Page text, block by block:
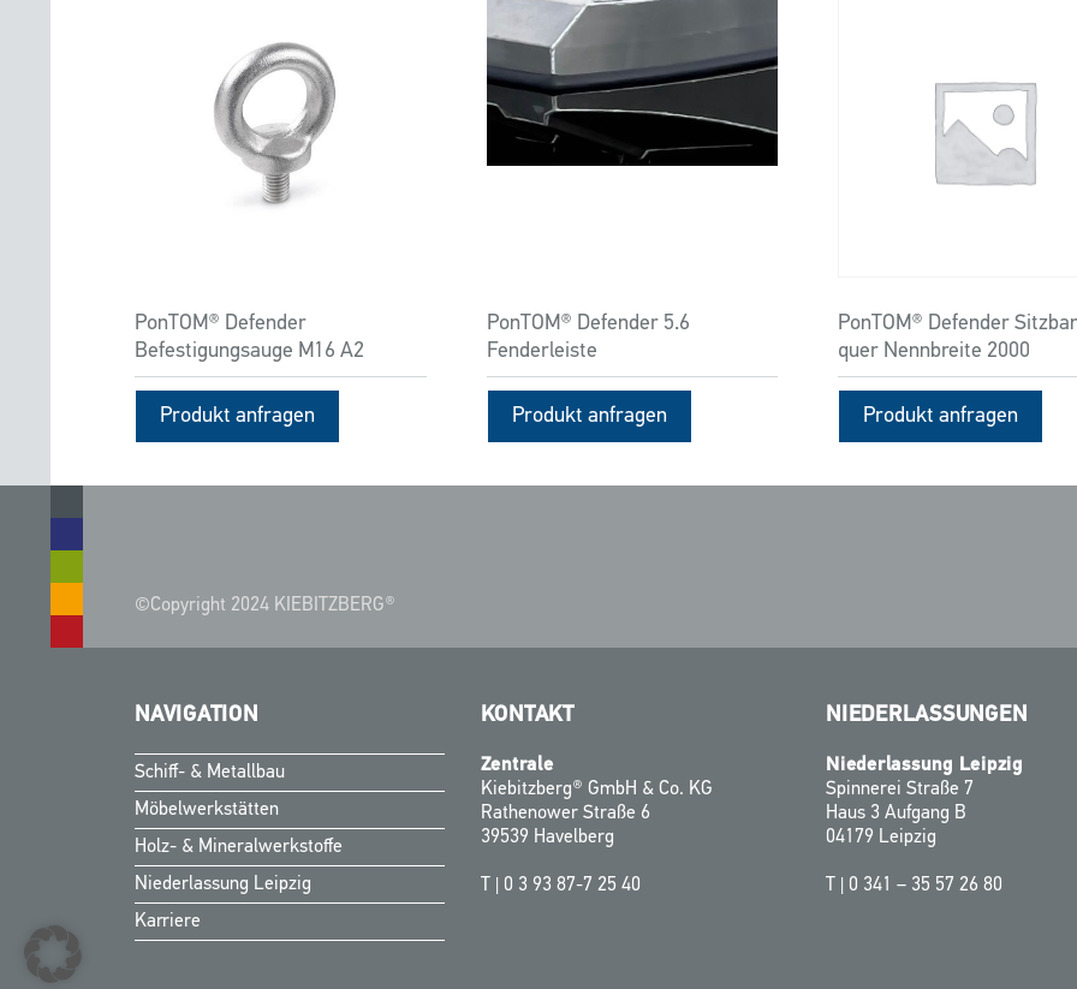
PonTOM® Defender
Befestigungsauge M16 A2
Produkt anfragen
PonTOM® Defender 5.6
Fenderleiste
Produkt anfragen
PonTOM® Defender
quer Nennbreite 2000
Produkt anfragen
©Copyright 2024 KIEBITZBERG®
NAVIGATION
Schiff- & Metallbau
Möbelwerkstätten
Holz- & Mineralwerkstoffe
Niederlassung Leipzig
Karriere
KONTAKT
Zentrale
Kiebitzberg® GmbH & Co. KG
Rathenower Straße 6
39539 Havelberg
T | 0 3 93 87-7 25 40
NIEDERLASSUNGEN
Niederlassung Leipzig
Spinnerei Straße 7
Haus 3 Aufgang B
04179 Leipzig
T | 0 341 – 35 57 26 80